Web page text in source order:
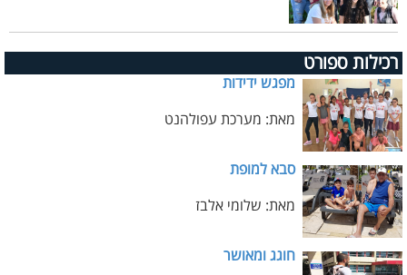
רכילות ספורט
מפגש ידידות
מאת: מערכת עפולהנט
סבא למופת
מאת: שלומי אלבז
חוגג ומאושר